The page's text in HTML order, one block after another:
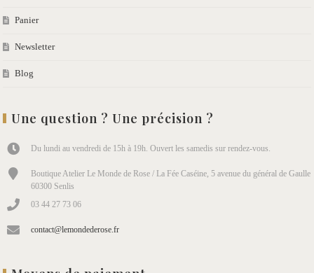
Panier
Newsletter
Blog
Une question ? Une précision ?
Du lundi au vendredi de 15h à 19h. Ouvert les samedis sur rendez-vous.
Boutique Atelier Le Monde de Rose / La Fée Caséine, 5 avenue du général de Gaulle
60300 Senlis
03 44 27 73 06
contact@lemondederose.fr